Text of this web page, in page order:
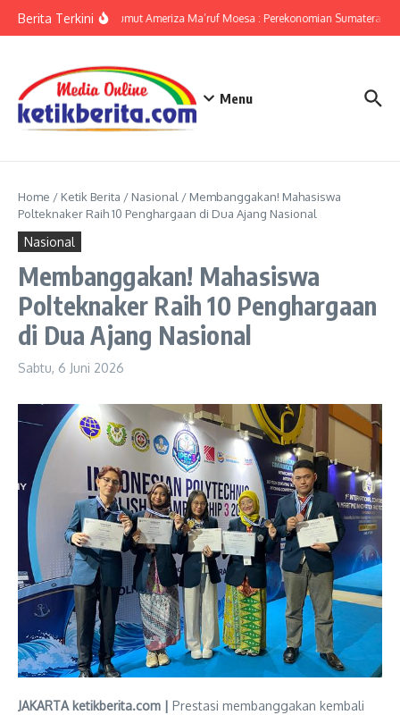
Berita TerkiniKPwBI Sumut Ameriza Ma’ruf Moesa : Perekonomian Sumatera
Menu
Home / Ketik Berita / Nasional / Membanggakan! Mahasiswa
Polteknaker Raih 10 Penghargaan di Dua Ajang Nasional
Nasional
Membanggakan! Mahasiswa
Polteknaker Raih 10 Penghargaan
di Dua Ajang Nasional
Sabtu, 6 Juni 2026
JAKARTA ketikberita.com | Prestasi membanggakan kembali